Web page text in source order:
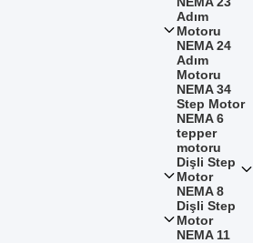
Adım
Motoru
NEMA 24
Adım
Motoru
NEMA 34
Step Motor
NEMA 6
tepper
motoru
Dişli Step
Motor
NEMA 8
Dişli Step
Motor
NEMA 11